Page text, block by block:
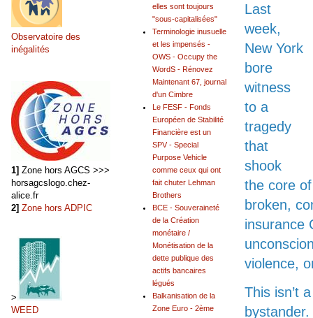
Last
week,
New York
bore
witness
to a
tragedy
that
shook
the core
broken,
insurance
violence,
This isn’t
elles sont toujours
"sous-capitalisées"
Terminologie inusuelle
et les impensés -
OWS - Occupy the
WordS - Rénovez
Maintenant 67, journal
d'un Cimbre
Le FESF - Fonds
Européen de Stabilité
Financière est un
SPV - Special
Purpose Vehicle
comme ceux qui ont
fait chuter Lehman
Brothers
BCE - Souveraineté
de la Création
monétaire /
Monétisation de la
dette publique des
actifs bancaires
légués
Balkanisation de la
Zone Euro - 2ème
Observatoire des
inégalités
1] Zone hors AGCS >>>
horsagcslogo.chez-
alice.fr
2] Zone hors ADPIC
>
WEED